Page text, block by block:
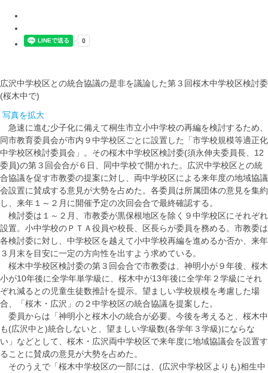
広沢中学校区との統合協議の是非を議論した第３回桜木中学校区検討委
(桜木中で)
写真を拡大
急速に進む少子化に備えて桐生市立小中学校の再編を検討するため、
同市教育委員会が市内９中学校区ごとに設置した「市学校規模等適正化
中学校区検討委員会」。その桜木中学校区検討委(須永伸夫委員長、12
委員)の第３回会合が６日、同中学校で開かれた。広沢中学校区との統
合協議を促す市教委の提案に対し、両中学校区による来年度の地域協議
会設置に賛成する意見が大勢を占めた。各委員は所属団体の意見を集約
し、来年１～２月に開催予定の次回会合で最終確認する。
検討委は１～２月、市教委が黒保根地区を除く９中学校区にそれぞれ
設置。小中学校のＰＴＡ役員や校長、区長らが委員を務める。市教委は
各検討委に対し、中学校区を越えて小中学校再編を進めるか否か、来年
３月末を目安に一定の方向性を出すよう求めている。
桜木中学校区検討委の第３回会合で市教委は、神明小が９年後、桜木
小が10年後に全学年単学級に、桜木中が13年後に全学年２学級にそれ
ぞれ減るとの児童生徒数推計を提示。望ましい学校規模を考慮した場
合、「桜木・広沢」の２中学校区の統合協議を提案した。
委員からは「神明小と桜木小の統合が必要。今後を考えると、桜木中
も(広沢中と)統合しないと、望ましい学級数(各学年３学級)にならな
い」などとして、桜木・広沢両中学校区で来年度に地域協議会を設置す
ることに賛成の意見が大勢を占めた。
そのうえで「桜木中学校区の一部には、(広沢中学校区よりも)相生中